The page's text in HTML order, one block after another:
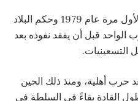
وصل ساسو نغيسو إلى السلطة لأول مرة عام 1979 وحكم البلاد
الواحد قبل أن يفقد نفوذه بعد
التسعينيات.
عاد إلى الحكم عام 1997 بعد حرب أهلية، ومنذ ذلك الحين
القادة بقاءً في السلطة في